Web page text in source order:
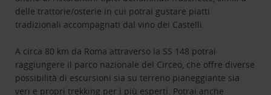
delle trattorie/osterie in cui potrai gustare piatti
tradizionali accompagnati dal vino dei Castelli.
A circa 80 km da Roma attraverso la SS 148 potrai
raggiungere il parco nazionale del Circeo, che offre diverse
possibilità di escursioni sia su terreno pianeggiante sia
veri e propri trekking per i più esperti. Potrai anche